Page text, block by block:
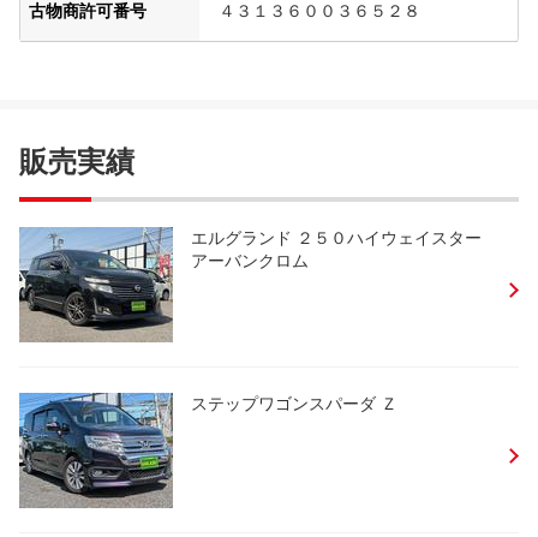
古物商許可番号 ４３１３６００３６５２８
販売実績
エルグランド ２５０ハイウェイスター
アーバンクロム
ステップワゴンスパーダ Ｚ